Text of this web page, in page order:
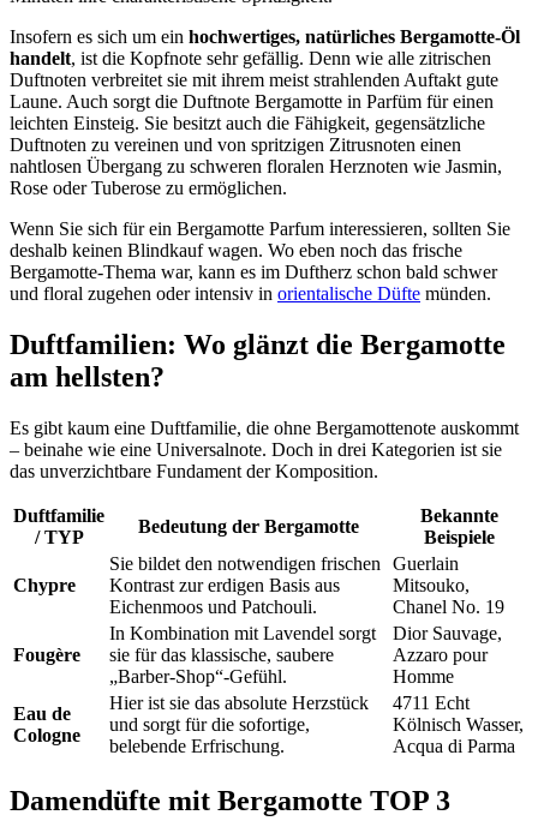
Insofern es sich um ein hochwertiges, natürliches Bergamotte-Öl
handelt, ist die Kopfnote sehr gefällig. Denn wie alle zitrischen
Duftnoten verbreitet sie mit ihrem meist strahlenden Auftakt gute
Laune. Auch sorgt die Duftnote Bergamotte in Parfüm für einen
leichten Einsteig. Sie besitzt auch die Fähigkeit, gegensätzliche
Duftnoten zu vereinen und von spritzigen Zitrusnoten einen
nahtlosen Übergang zu schweren floralen Herznoten wie Jasmin,
Rose oder Tuberose zu ermöglichen.
Wenn Sie sich für ein Bergamotte Parfum interessieren, sollten Sie
deshalb keinen Blindkauf wagen. Wo eben noch das frische
Bergamotte-Thema war, kann es im Duftherz schon bald schwer
und floral zugehen oder intensiv in orientalische Düfte münden.
Duftfamilien: Wo glänzt die Bergamotte
am hellsten?
Es gibt kaum eine Duftfamilie, die ohne Bergamottenote auskommt
– beinahe wie eine Universalnote. Doch in drei Kategorien ist sie
das unverzichtbare Fundament der Komposition.
Duftfamilie
/ TYP
Bedeutung der Bergamotte
Bekannte
Beispiele
Chypre
Sie bildet den notwendigen frischen
Kontrast zur erdigen Basis aus
Eichenmoos und Patchouli.
Guerlain
Mitsouko,
Chanel No. 19
Fougère
In Kombination mit Lavendel sorgt
sie für das klassische, saubere
„Barber-Shop“-Gefühl.
Dior Sauvage,
Azzaro pour
Homme
Eau de
Cologne
Hier ist sie das absolute Herzstück
und sorgt für die sofortige,
belebende Erfrischung.
4711 Echt
Kölnisch Wasser,
Acqua di Parma
Damendüfte mit Bergamotte TOP 3